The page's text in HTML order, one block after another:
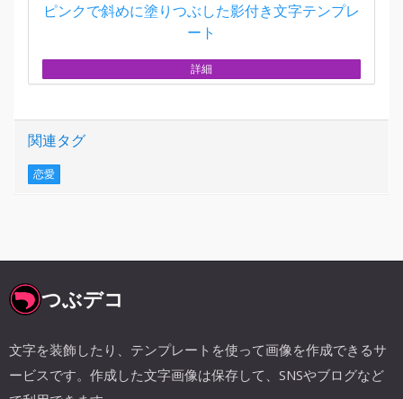
ピンクで斜めに塗りつぶした影付き文字テンプレ
ート
詳細
関連タグ
恋愛
つぶデコ
文字を装飾したり、テンプレートを使って画像を作成できるサ
ービスです。作成した文字画像は保存して、SNSやブログなど